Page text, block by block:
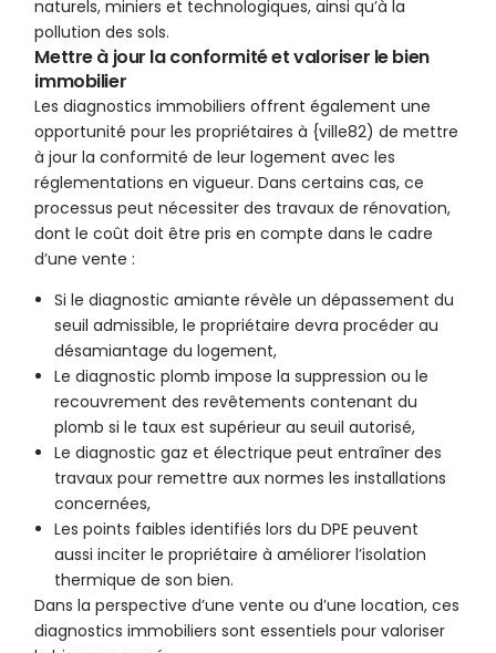
naturels, miniers et technologiques, ainsi qu’à la
pollution des sols.
Mettre à jour la conformité et valoriser le bien
immobilier
Les diagnostics immobiliers offrent également une
opportunité pour les propriétaires à {ville82) de mettre
à jour la conformité de leur logement avec les
réglementations en vigueur. Dans certains cas, ce
processus peut nécessiter des travaux de rénovation,
dont le coût doit être pris en compte dans le cadre
d’une vente :
Si le diagnostic amiante révèle un dépassement du
seuil admissible, le propriétaire devra procéder au
désamiantage du logement,
Le diagnostic plomb impose la suppression ou le
recouvrement des revêtements contenant du
plomb si le taux est supérieur au seuil autorisé,
Le diagnostic gaz et électrique peut entraîner des
travaux pour remettre aux normes les installations
concernées,
Les points faibles identifiés lors du DPE peuvent
aussi inciter le propriétaire à améliorer l’isolation
thermique de son bien.
Dans la perspective d’une vente ou d’une location, ces
diagnostics immobiliers sont essentiels pour valoriser